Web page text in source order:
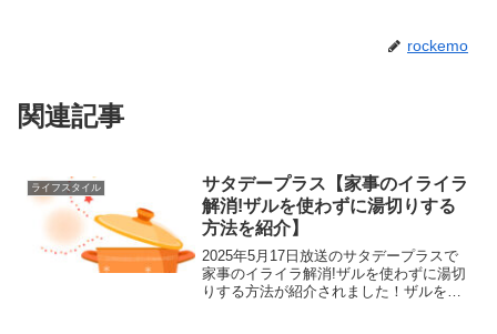
rockemo
関連記事
ライフスタイル
サタデープラス【家事のイライラ
解消!ザルを使わずに湯切りする
方法を紹介】
2025年5月17日放送のサタデープラスで
家事のイライラ解消!ザルを使わずに湯切
りする方法が紹介されました！ザルを使